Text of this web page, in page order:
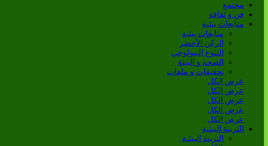
مجتمع
فن و ثقافة
متابعات بيئية
متابعات بيئية
الركن الأخضر
التنوع البيولوجي
الصحة و البيئة
تحقيقات و ملفات
عرض الكل
عرض الكل
عرض الكل
عرض الكل
عرض الكل
التربية البيئية
التربية البيئية